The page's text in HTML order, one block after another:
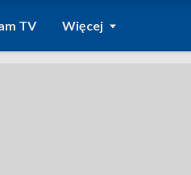
TV Więcej